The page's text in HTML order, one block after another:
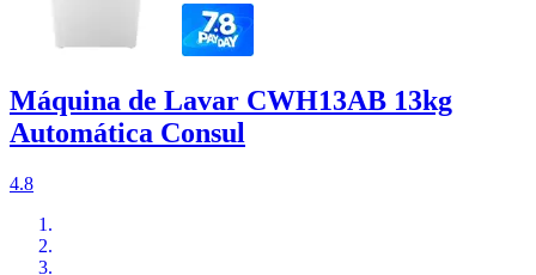
Máquina de Lavar CWH13AB 13kg
Automática Consul
4.8